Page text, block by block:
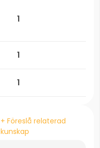
1
1
1
+ Föreslå relaterad
kunskap